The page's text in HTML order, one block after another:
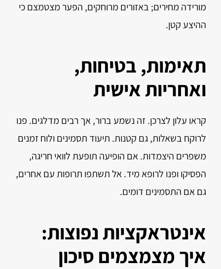
מורידה מחירים; באזורים מרוחקים, הפער מצטמצם כי
ההיצע קטן.
תאימות, בטיחות,
ואחריות אישית
קראו עלון לצרכן. זה נשמע ברור, אך רבים מדלגים. פנו
לרוקח בשאלות, גם קטנות. תיעוד תסמינים ולוח זמנים
משפרים היצמדות. אם הופיעה תופעת לוואי חריגה,
הפסיקו ופנו לרופא מיד. אל תשתפו תרופות עם אחרים,
גם אם התסמינים דומים.
אינטראקציות נפוצות:
איך מצמצמים סיכון